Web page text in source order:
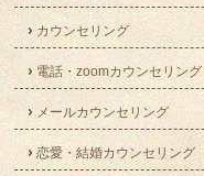
カウンセリング
電話・zoomカウンセリング
メールカウンセリング
恋愛・結婚カウンセリング